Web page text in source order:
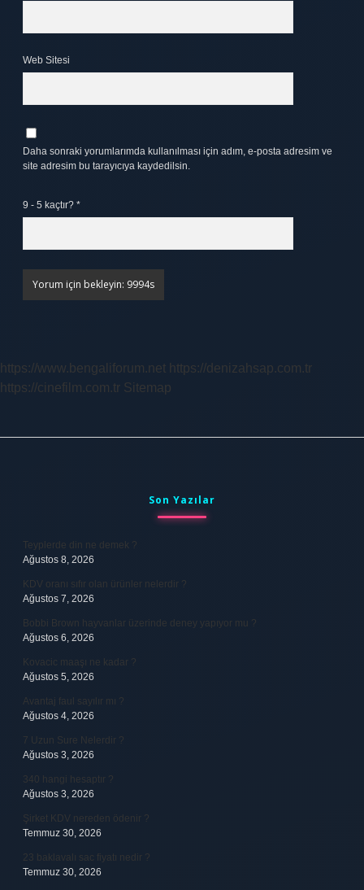
Web Sitesi
Daha sonraki yorumlarımda kullanılması için adım, e-posta adresim ve
site adresim bu tarayıcıya kaydedilsin.
9 - 5 kaçtır? *
https://www.bengaliforum.net https://denizahsap.com.tr
https://cinefilm.com.tr Sitemap
Son Yazılar
Teyplerde din ne demek ?
Ağustos 8, 2026
KDV oranı sıfır olan ürünler nelerdir ?
Ağustos 7, 2026
Bobbi Brown hayvanlar üzerinde deney yapıyor mu ?
Ağustos 6, 2026
Kovacic maaşı ne kadar ?
Ağustos 5, 2026
Avantaj faul sayılır mı ?
Ağustos 4, 2026
7 Uzun Sure Nelerdir ?
Ağustos 3, 2026
340 hangi hesaptır ?
Ağustos 3, 2026
Şirket KDV nereden ödenir ?
Temmuz 30, 2026
23 baklavalı sac fiyatı nedir ?
Temmuz 30, 2026